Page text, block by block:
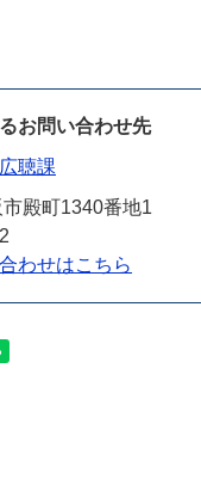
お問い合わせ先
聴課
殿町1340番地1
わせはこちら